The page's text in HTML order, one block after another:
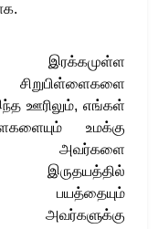
.
சிறுபிள்ளைகளை
ஊரிலும், எங்கள்
உமக்கு
அவர்களை
இருதயத்தில்
பயத்தையும்
அவர்களுக்கு